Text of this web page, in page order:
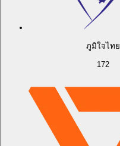
ภูมิใจไทย
172